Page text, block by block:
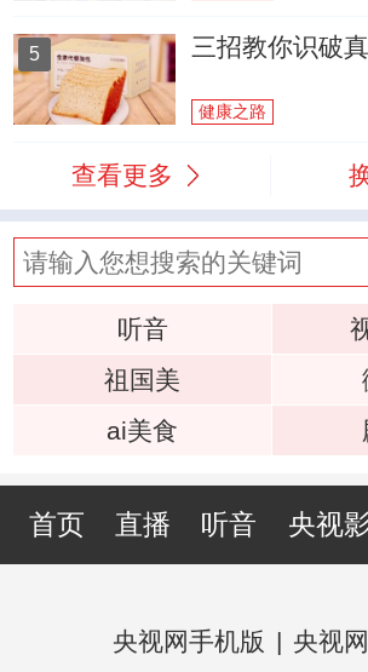
5 三招教你识破
健康之路
查看更多
听音
祖国美
ai美食
首页 直播 听音 央视
央视网手机版 | 央视